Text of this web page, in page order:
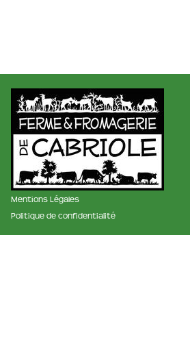
Mentions Légales
Politique de confidentialité